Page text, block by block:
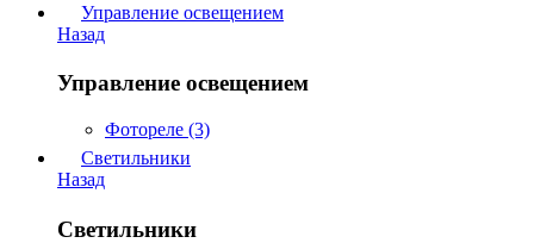
Управление освещением
Назад
Управление освещением
Фотореле (3)
Светильники
Назад
Светильники